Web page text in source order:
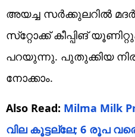
അയച്ച സര്‍ക്കുലറില്‍ മദര്‍
സ്‌റ്റോക്ക് കീപ്പിങ്
പറയുന്നു. പുതുക്കിയ
നോക്കാം.
Also Read: Milma Milk
വില കൂട്ടല്ലേ; 6 രൂപ